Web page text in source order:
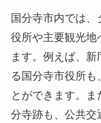
国分寺市内では
役所や主要観光地
ます。例えば、
る国分寺市役所も
とができます。
分寺跡も、公共交